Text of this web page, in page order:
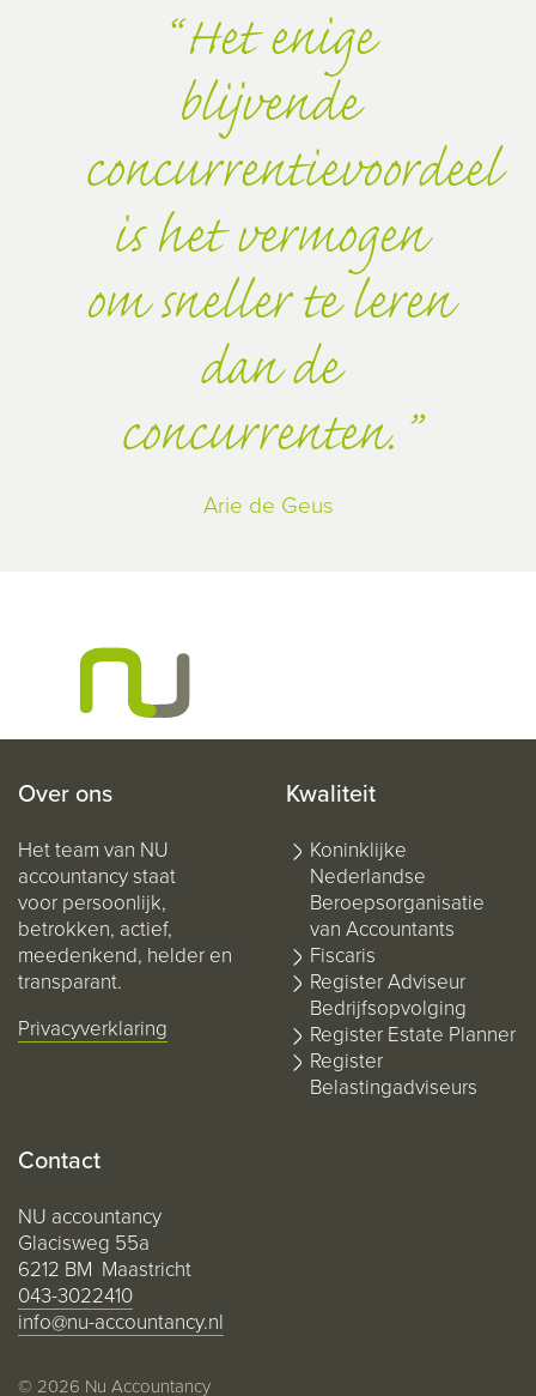
Het enige
blijvende
concurrentievoordeel
is het vermogen
om sneller te leren
dan de
concurrenten.
Arie de Geus
Over ons
Het team van NU
accountancy staat
voor persoonlijk,
betrokken, actief,
meedenkend, helder en
transparant.
Privacyverklaring
Kwaliteit
Koninklijke
Nederlandse
Beroepsorganisatie
van Accountants
Fiscaris
Register Adviseur
Bedrijfsopvolging
Register Estate Planner
Register
Belastingadviseurs
Contact
NU accountancy
Glacisweg 55a
6212 BM Maastricht
043-3022410
info@nu-accountancy.nl
© 2026 Nu Accountancy